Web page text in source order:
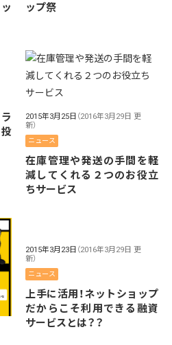
ップ祭
2015年3月25日 （2016年3月29日 更
新）
ニュース
在庫管理や発送の手間を軽
減してくれる２つのお役立
ちサービス
2015年3月23日 （2016年3月29日 更
新）
ニュース
上手に活用！ネットショップ
だからこそ利用できる融資
サービスとは？？